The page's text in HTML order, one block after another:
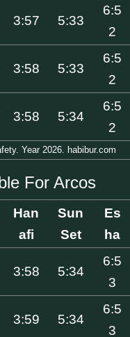
3:57 5:33
6:5
2
3:58 5:33
6:5
2
3:58 5:34
6:5
2
Year 2026. habibur.com
For Arcos
Han
afi
Sun
Set
Es
ha
3:58 5:34
6:5
3
3:59 5:34
6:5
3